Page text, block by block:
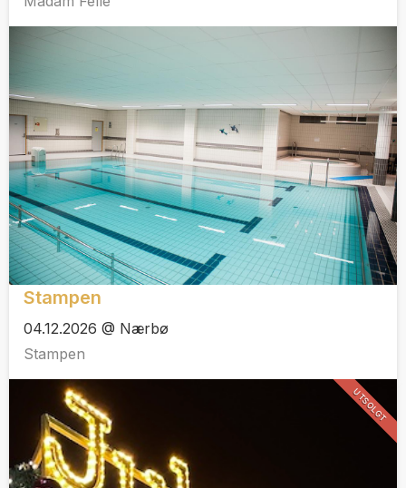
Stampen
04.12.2026 @ Nærbø
Stampen
UTSOLGT